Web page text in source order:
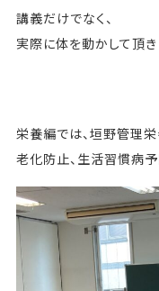
講義だけでなく、
実際に体を動かして頂き
栄養編では、垣野管理栄
老化防止、生活習慣病